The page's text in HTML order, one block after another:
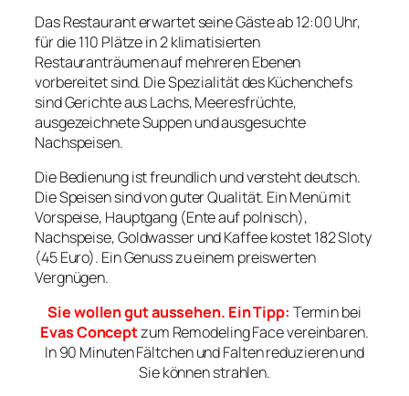
Das Restaurant erwartet seine Gäste ab 12:00 Uhr,
für die 110 Plätze in 2 klimatisierten
Restauranträumen auf mehreren Ebenen
vorbereitet sind. Die Spezialität des Küchenchefs
sind Gerichte aus Lachs, Meeresfrüchte,
ausgezeichnete Suppen und ausgesuchte
Nachspeisen.
Die Bedienung ist freundlich und versteht deutsch.
Die Speisen sind von guter Qualität. Ein Menü mit
Vorspeise, Hauptgang (Ente auf polnisch),
Nachspeise, Goldwasser und Kaffee kostet 182 Sloty
(45 Euro). Ein Genuss zu einem preiswerten
Vergnügen.
Sie wollen gut aussehen. Ein Tipp: Termin bei
Evas Conceptzum Remodeling Face vereinbaren.
In 90 Minuten Fältchen und Falten reduzieren und
Sie können strahlen.